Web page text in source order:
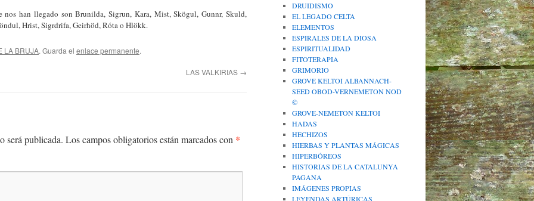
han llegado son Brunilda, Sigrun, Kara, Mist, Skögul, Gunnr, Skuld,
Hrist, Sigrdrifa, Geirhöd, Róta o Hlökk.
LA BRUJA. Guarda el enlace permanente.
LAS VALKIRIAS →
será publicada. Los campos obligatorios están marcados con *
DRUIDISMO
EL LEGADO CELTA
ELEMENTOS
ESPIRALES DE LA DIOSA
ESPIRITUALIDAD
FITOTERAPIA
GRIMORIO
GROVE KELTOI ALBANNACH-
SEED OBOD-VERNEMETON NOD
©
GROVE-NEMETON KELTOI
HADAS
HECHIZOS
HIERBAS Y PLANTAS MÁGICAS
HIPERBÓREOS
HISTORIAS DE LA CATALUNYA
PAGANA
IMÁGENES PROPIAS
LEYENDAS ARTÚRICAS